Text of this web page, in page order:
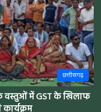
छत्तीसगढ़
वस्तुओं में GST के खिलाफ